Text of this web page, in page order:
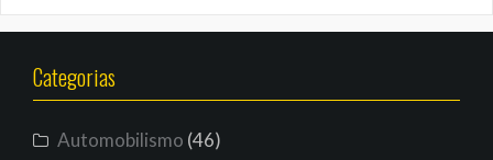
Categorias
Automobilismo (46)